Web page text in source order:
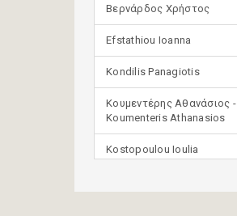
Βερνάρδος Χρήστος
Efstathiou Ioanna
Kondilis Panagiotis
Κουμεντέρης Αθανάσιος -
Koumenteris Athanasios
Kostopoulou Ioulia
(μετάφραση)